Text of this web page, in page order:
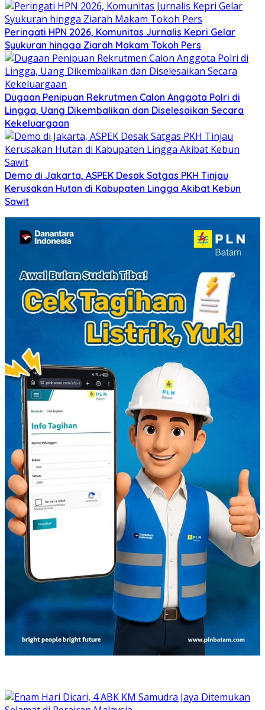
Peringati HPN 2026, Komunitas Jurnalis Kepri Gelar
Syukuran hingga Ziarah Makam Tokoh Pers
Dugaan Penipuan Rekrutmen Calon Anggota Polri di
Lingga, Uang Dikembalikan dan Diselesaikan Secara
Kekeluargaan
Demo di Jakarta, ASPEK Desak Satgas PKH Tinjau
Kerusakan Hutan di Kabupaten Lingga Akibat Kebun
Sawit